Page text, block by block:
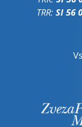
TRR: SI 56